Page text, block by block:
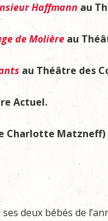
Haffmannau
de Molière au
au Théâtre des
Actuel.
Charlotte
deux bébés de